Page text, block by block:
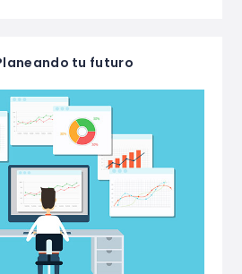
tu futuro